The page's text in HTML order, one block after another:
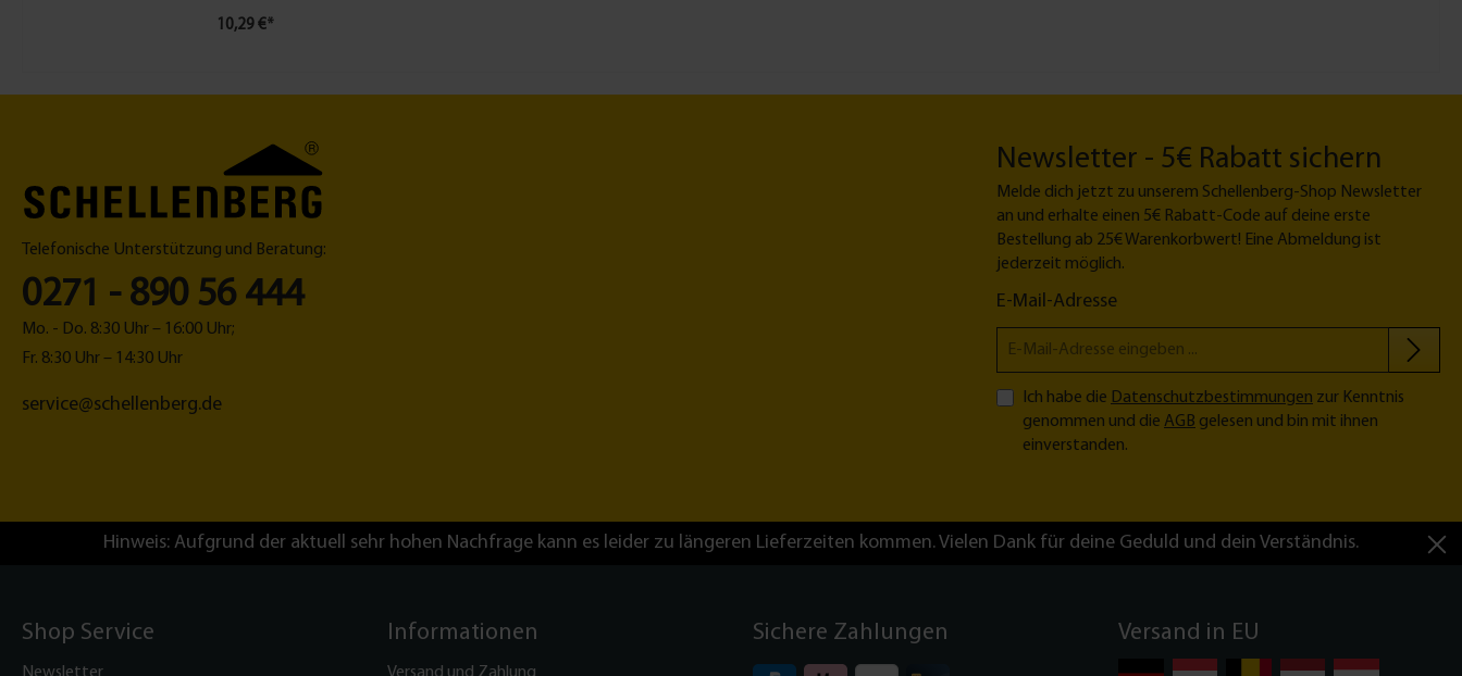
10,29 €*
Telefonische Unterstützung und Beratung:
0271 - 890 56 444
Mo. - Do. 8:30 Uhr – 16:00 Uhr;
Fr. 8:30 Uhr – 14:30 Uhr
service@schellenberg.de
Newsletter - 5€ Rabatt sichern
Melde dich jetzt zu unserem Schellenberg-Shop Newsletter
an und erhalte einen 5€ Rabatt-Code auf deine erste
Bestellung ab 25€ Warenkorbwert! Eine Abmeldung ist
jederzeit möglich.
E-Mail-Adresse
Ich habe die Datenschutzbestimmungen zur Kenntnis
genommen und die AGB gelesen und bin mit ihnen
einverstanden.
Hinweis: Aufgrund der aktuell sehr hohen Nachfrage kann es leider zu längeren Lieferzeiten kommen. Vielen Dank für deine Geduld und dein Verständnis.
Shop Service Informationen Sichere Zahlungen Versand in EU